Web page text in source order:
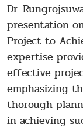
Dr.
presentation
Project to
expertise
effective
emphasizing
thorough
in achieving